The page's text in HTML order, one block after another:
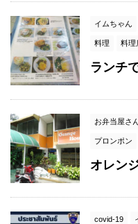
イムちゃん
料理 料理
ランチ
お弁当屋さ
プロンポン
オレン
covid-19